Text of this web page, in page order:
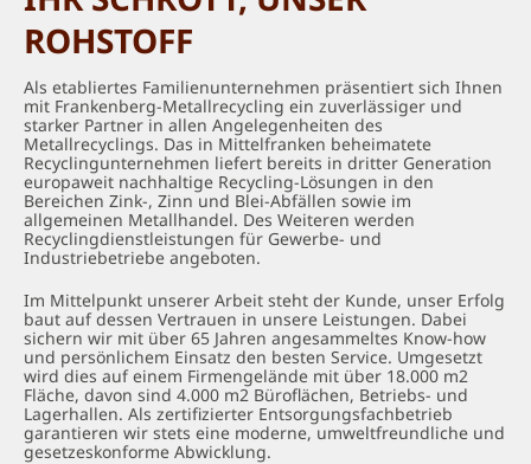
ANLIEFERUNG/ ABHOLUNG
ROHSTOFF
Als etabliertes Familienunternehmen präsentiert sich Ihnen
mit Frankenberg-Metallrecycling ein zuverlässiger und
starker Partner in allen Angelegenheiten des
Metallrecyclings. Das in Mittelfranken beheimatete
Recyclingunternehmen liefert bereits in dritter Generation
europaweit nachhaltige Recycling-Lösungen in den
Bereichen Zink-, Zinn und Blei-Abfällen sowie im
allgemeinen Metallhandel. Des Weiteren werden
Recyclingdienstleistungen für Gewerbe- und
Industriebetriebe angeboten.
Im Mittelpunkt unserer Arbeit steht der Kunde, unser Erfolg
baut auf dessen Vertrauen in unsere Leistungen. Dabei
sichern wir mit über 65 Jahren angesammeltes Know-how
und persönlichem Einsatz den besten Service. Umgesetzt
wird dies auf einem Firmengelände mit über 18.000 m2
Fläche, davon sind 4.000 m2 Büroflächen, Betriebs- und
Lagerhallen. Als zertifizierter Entsorgungsfachbetrieb
garantieren wir stets eine moderne, umweltfreundliche und
gesetzeskonforme Abwicklung.